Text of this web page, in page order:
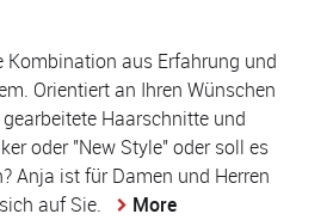
Kombination aus Erfahrung und
Orientiert an Ihren Wünschen
Haarschnitte und
oder "New Style" oder soll es
Anja ist für Damen und Herren
auf Sie.
More